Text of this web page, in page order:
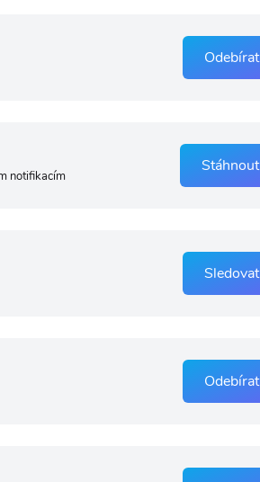
Odebírat
notifikacím
Stáhnout
Sledovat
Odebírat